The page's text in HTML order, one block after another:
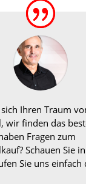
Ihren Traum
wir finden das
Fragen zum
Schauen Sie
Sie uns einfach